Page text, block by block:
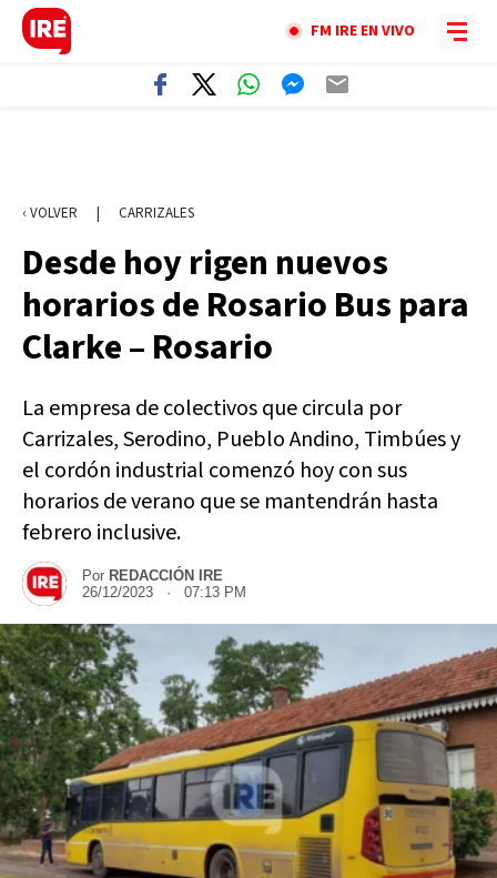
FM IRE EN VIVO
‹ VOLVER | CARRIZALES
Desde hoy rigen nuevos
horarios de Rosario Bus para
Clarke – Rosario
La empresa de colectivos que circula por
Carrizales, Serodino, Pueblo Andino, Timbúes y
el cordón industrial comenzó hoy con sus
horarios de verano que se mantendrán hasta
febrero inclusive.
Por REDACCIÓN IRE
26/12/2023 · 07:13 PM